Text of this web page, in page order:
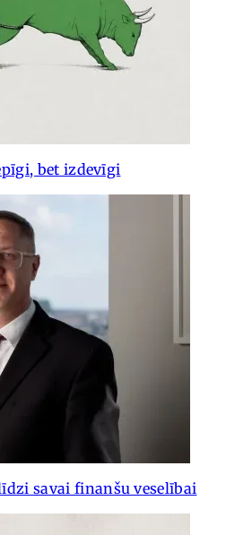
bet izdevīgi
savai finanšu veselībai